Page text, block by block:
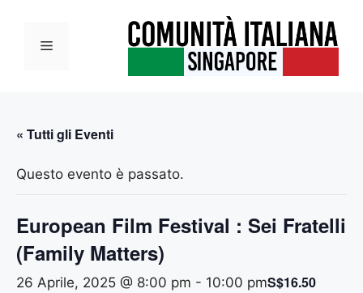
contenutoMenu
« Tutti gli Eventi
Questo evento è passato.
European Film Festival : Sei Fratelli
(Family Matters)
26 Aprile, 2025 @ 8:00 pm - 10:00 pmS$16.50